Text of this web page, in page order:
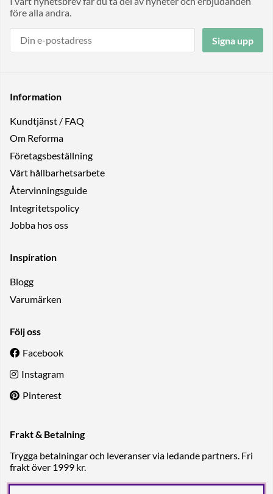
före alla andra.
Signa upp
Information
Kundtjänst / FAQ
Om Reforma
Företagsbeställning
Vårt hållbarhetsarbete
Återvinningsguide
Integritetspolicy
Jobba hos oss
Inspiration
Blogg
Varumärken
Följ oss
Facebook
Instagram
Pinterest
Frakt & Betalning
Trygga betalningar och leveranser via ledande partners. Fri
frakt över 1999 kr.